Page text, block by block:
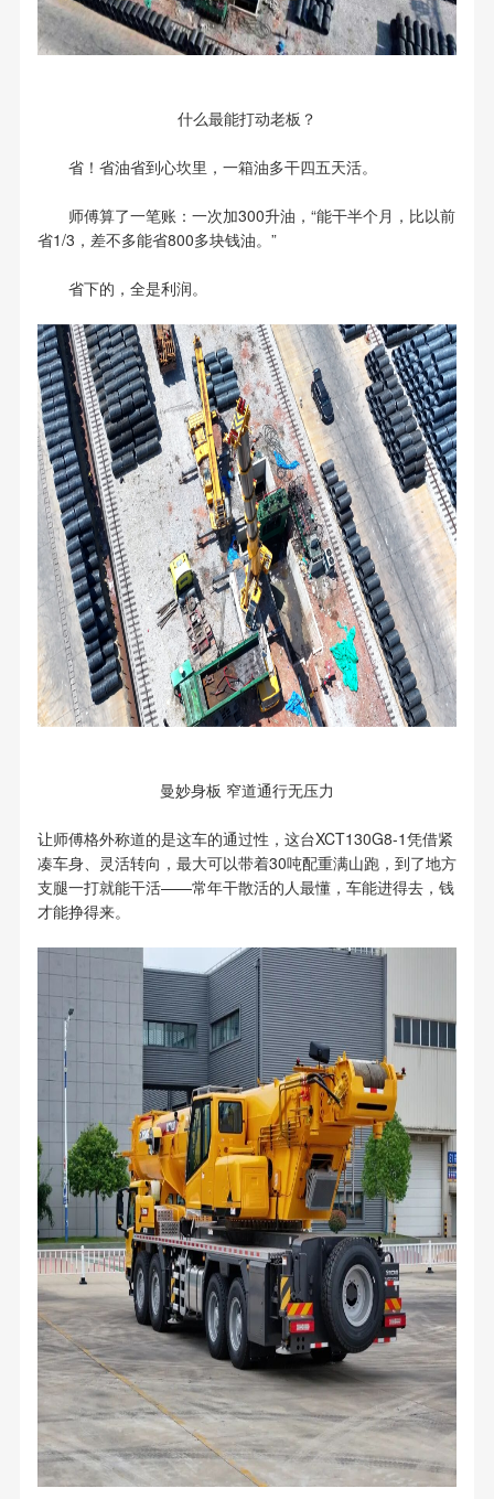
什么最能打动老板？
省！省油省到心坎里，一箱油多干四五天活。
师傅算了一笔账：一次加300升油，“能干半个月，比以前
省1/3，差不多能省800多块钱油。”
省下的，全是利润。
曼妙身板 窄道通行无压力
让师傅格外称道的是这车的通过性，这台XCT130G8-1凭借紧
凑车身、灵活转向，最大可以带着30吨配重满山跑，到了地方
支腿一打就能干活——常年干散活的人最懂，车能进得去，钱
才能挣得来。